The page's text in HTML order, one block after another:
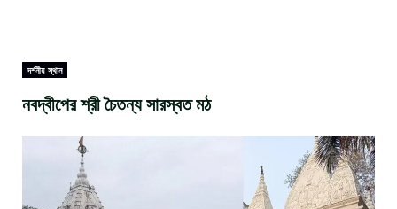
দর্শনীয় স্থান
নবদ্বীপের শ্রী চৈতন্য সারস্বত মঠ